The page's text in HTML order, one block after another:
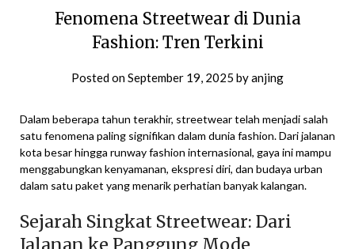
Fenomena Streetwear di Dunia
Fashion: Tren Terkini
Posted onSeptember 19, 2025 byanjing
Dalam beberapa tahun terakhir, streetwear telah menjadi salah
satu fenomena paling signifikan dalam dunia fashion. Dari jalanan
kota besar hingga runway fashion internasional, gaya ini mampu
menggabungkan kenyamanan, ekspresi diri, dan budaya urban
dalam satu paket yang menarik perhatian banyak kalangan.
Sejarah Singkat Streetwear: Dari